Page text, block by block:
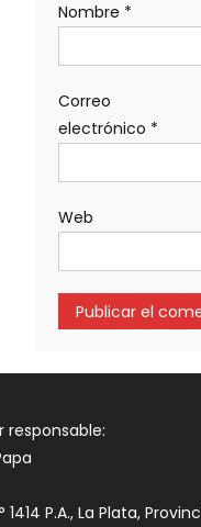
Nombre *
Correo
electrónico *
Web
responsable:
P.A., La Plata,